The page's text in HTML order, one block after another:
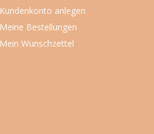
Kundenkonto anlegen
Meine Bestellungen
Mein Wunschzettel